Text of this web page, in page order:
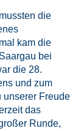
die
kam die
bei
die 28.
und zum
unserer Freude
das
Runde,